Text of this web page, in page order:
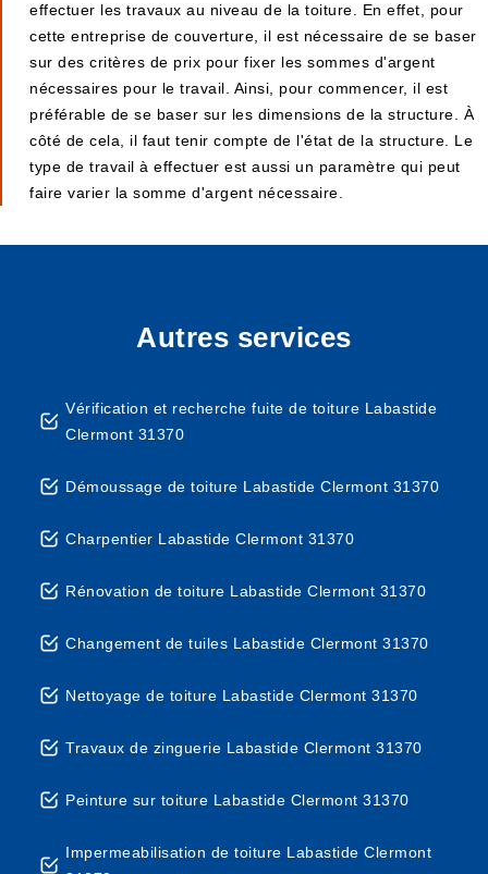
effectuer les travaux au niveau de la toiture. En effet, pour
cette entreprise de couverture, il est nécessaire de se baser
sur des critères de prix pour fixer les sommes d'argent
nécessaires pour le travail. Ainsi, pour commencer, il est
préférable de se baser sur les dimensions de la structure. À
côté de cela, il faut tenir compte de l'état de la structure. Le
type de travail à effectuer est aussi un paramètre qui peut
faire varier la somme d'argent nécessaire.
Autres services
Vérification et recherche fuite de toiture Labastide
Clermont 31370
Démoussage de toiture Labastide Clermont 31370
Charpentier Labastide Clermont 31370
Rénovation de toiture Labastide Clermont 31370
Changement de tuiles Labastide Clermont 31370
Nettoyage de toiture Labastide Clermont 31370
Travaux de zinguerie Labastide Clermont 31370
Peinture sur toiture Labastide Clermont 31370
Impermeabilisation de toiture Labastide Clermont